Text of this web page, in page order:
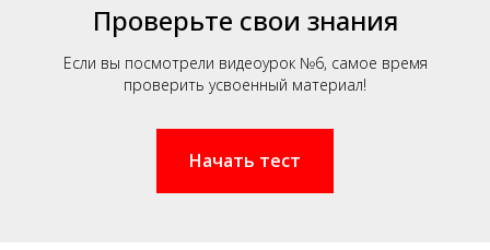
Проверьте свои знания
Если вы посмотрели видеоурок №6, самое время
проверить усвоенный материал!
Начать тест